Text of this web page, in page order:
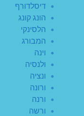
דיסלדורף
הונג קונג
הלסינקי
המבורג
וינה
ולנסיה
ונציה
ורונה
ורנה
ורשה